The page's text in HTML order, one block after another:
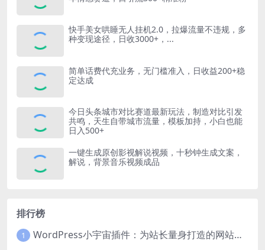
快手美女哄睡无人挂机2.0，拉爆流量不违规，多
种变现途径，日收3000+，...
简单话费代充业务，无门槛准入，日收益200+稳
定达成
今日头条城市对比赛道最新玩法，制造对比引发
共鸣，天生自带城市流量，模板加持，小白也能
日入500+
一键生成原创影视解说视频，十秒钟生成文案，
解说，背景音乐视频成品
排行榜
1 WordPress小宇宙插件：为站长量身打造的网站性能与SEO优化插件